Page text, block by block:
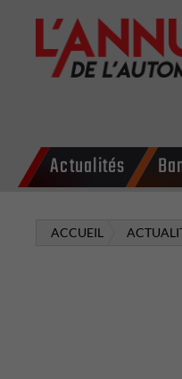
Actualités
ACCUEIL